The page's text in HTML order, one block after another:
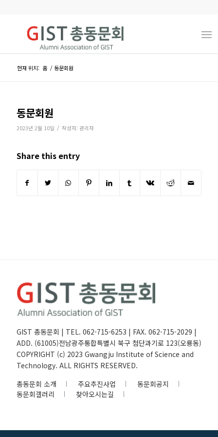
현재 위치: 홈 / 동문회원
동문회원
2023년 2월 10일 / 작성자: 관리자
Share this entry
GIST 총동문회 | TEL. 062-715-6253 | FAX. 062-715-2029 |
ADD. (61005)전남광주통합특별시 북구 첨단과기로 123(오룡동)
COPYRIGHT (c) 2023 Gwangju Institute of Science and
Technology. ALL RIGHTS RESERVED.
총동문회 소개
주요추진사업
동문회공지
동문회갤러리
찾아오시는길